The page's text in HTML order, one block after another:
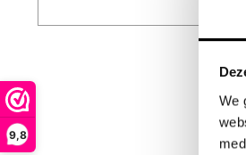
9,8
We